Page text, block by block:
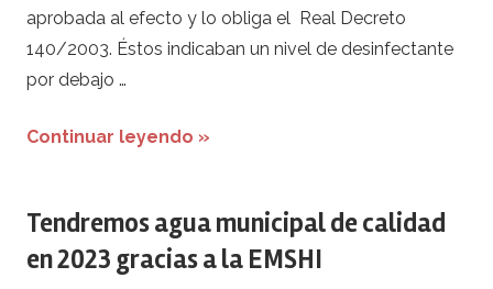
aprobada al efecto y lo obliga el Real Decreto
140/2003. Éstos indicaban un nivel de desinfectante
por debajo …
Continuar leyendo »
Tendremos agua municipal de calidad
en 2023 gracias a la EMSHI